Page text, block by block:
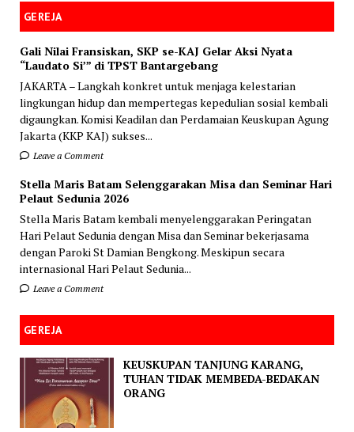
GEREJA
Gali Nilai Fransiskan, SKP se-KAJ Gelar Aksi Nyata
“Laudato Si’” di TPST Bantargebang
JAKARTA – Langkah konkret untuk menjaga kelestarian
lingkungan hidup dan mempertegas kepedulian sosial kembali
digaungkan. Komisi Keadilan dan Perdamaian Keuskupan Agung
Jakarta (KKP KAJ) sukses...
Leave a Comment
Stella Maris Batam Selenggarakan Misa dan Seminar Hari
Pelaut Sedunia 2026
Stella Maris Batam kembali menyelenggarakan Peringatan
Hari Pelaut Sedunia dengan Misa dan Seminar bekerjasama
dengan Paroki St Damian Bengkong. Meskipun secara
internasional Hari Pelaut Sedunia...
Leave a Comment
GEREJA
KEUSKUPAN TANJUNG KARANG,
TUHAN TIDAK MEMBEDA-BEDAKAN
ORANG